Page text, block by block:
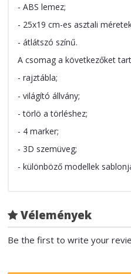
- ABS lemez;
- 25x19 cm-es asztali
- átlátszó színű.
A csomag a következőket
- rajztábla;
- világító állvány;
- törlö a törléshez;
- 4 marker;
- 3D szemüveg;
- különböző modellek
Vélemények
Be the first to write your